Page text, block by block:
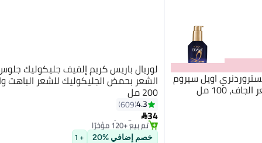
اويل سيروم
100 مل
لوريال باريس كريم إلفيف جليكوليك
الشعر بحمض الجليكوليك للشعر الباهت
200 مل
4.3
609
34
#16 في معالجات ليف إن
بتخلّص بسرعة
تم بيع +120 مؤخرًا
#16 في معالجات ليف إن
خصم إضافي %20 + 1